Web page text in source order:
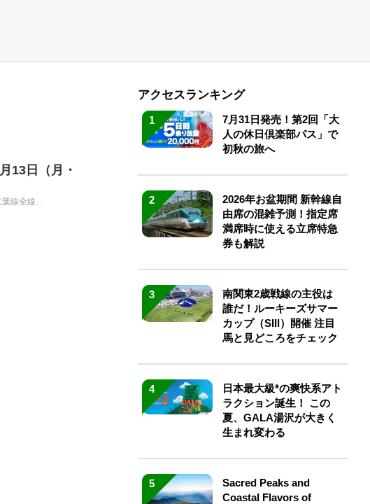
13日（月・
線全線...
アクセスランキング
1
7月31日発売！第2回「大
人の休日倶楽部パス」で
初秋の旅へ
2
2026年お盆期間 新幹線自
由席の混雑予測！指定席
満席時に使える立席特急
券も解説
3
南関東2歳戦線の主役は
誰だ！ルーキーズサマー
カップ（SIII）開催 注目
馬と見どころをチェック
4
日本最大級*の爽快系アト
ラクション誕生！ この
夏、GALA湯沢が大きく
生まれ変わる
5
Sacred Peaks and
Coastal Flavors of